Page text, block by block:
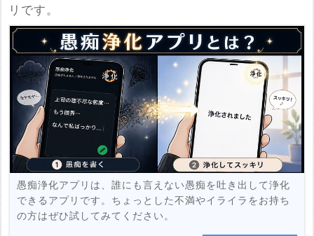
※YouTubeのURL
例：https://www.youtube.com/watch?v=***********
例：https://youtu.be/***********
投稿する
リです。
愚痴浄化アプリは、誰にも言えない愚痴を吐き出して浄化
できるアプリです。ちょっとした不満やイライラをお持ち
の方はぜひ試してみてください。